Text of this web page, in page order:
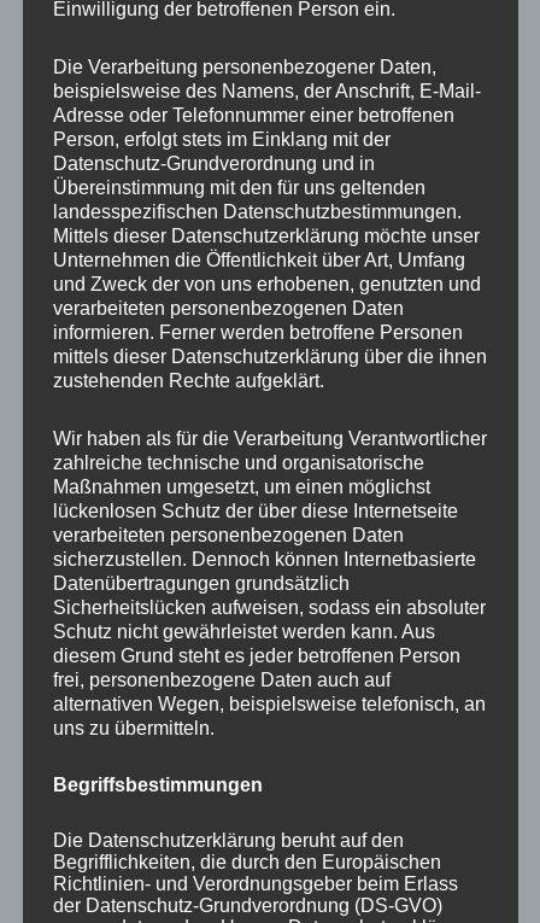
MP Mario Porten
Beratung
Training
Coaching
Impulsvorträge
NEWS ABONNIEREN?
Your email:
KATEGORIEN
Aktuelles vom MP
Allgemein
Impulse zur persönlichen Reflexion
Naturfoto-Blog
Einwilligung der betroffenen Person ein.
Die Verarbeitung personenbezogener Daten,
beispielsweise des Namens, der Anschrift, E-Mail-
Adresse oder Telefonnummer einer betroffenen
Person, erfolgt stets im Einklang mit der
Datenschutz-Grundverordnung und in
Übereinstimmung mit den für uns geltenden
landesspezifischen Datenschutzbestimmungen.
Mittels dieser Datenschutzerklärung möchte unser
Unternehmen die Öffentlichkeit über Art, Umfang
und Zweck der von uns erhobenen, genutzten und
verarbeiteten personenbezogenen Daten
informieren. Ferner werden betroffene Personen
mittels dieser Datenschutzerklärung über die ihnen
zustehenden Rechte aufgeklärt.
Wir haben als für die Verarbeitung Verantwortlicher
zahlreiche technische und organisatorische
Maßnahmen umgesetzt, um einen möglichst
lückenlosen Schutz der über diese Internetseite
verarbeiteten personenbezogenen Daten
sicherzustellen. Dennoch können Internetbasierte
Datenübertragungen grundsätzlich
Sicherheitslücken aufweisen, sodass ein absoluter
Schutz nicht gewährleistet werden kann. Aus
diesem Grund steht es jeder betroffenen Person
frei, personenbezogene Daten auch auf
alternativen Wegen, beispielsweise telefonisch, an
uns zu übermitteln.
Begriffsbestimmungen
Die Datenschutzerklärung beruht auf den
Begrifflichkeiten, die durch den Europäischen
Richtlinien- und Verordnungsgeber beim Erlass
der Datenschutz-Grundverordnung (DS-GVO)